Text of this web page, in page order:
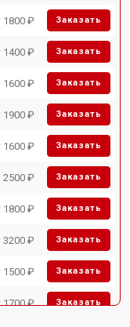
1800 ₽ Заказать
1400 ₽ Заказать
1600 ₽ Заказать
1900 ₽ Заказать
1600 ₽ Заказать
2500 ₽ Заказать
1800 ₽ Заказать
3200 ₽ Заказать
1500 ₽ Заказать
1700 ₽ Заказать